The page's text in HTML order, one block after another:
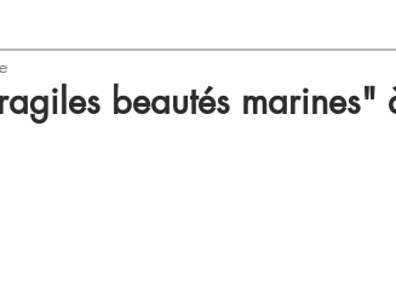
beautés marines"